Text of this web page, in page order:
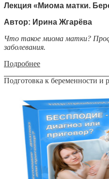
Лекция «Миома матки.
Автор: Ирина Жгарёва
Что такое миома матки?
заболевания.
Подробнее
Подготовка к беременности и